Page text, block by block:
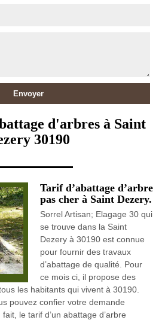
d'arbres à Saint
30190
Tarif d’abattage d’arbre
pas cher à Saint Dezery.
Sorrel Artisan; Elagage 30 qui
se trouve dans la Saint
Dezery à 30190 est connue
pour fournir des travaux
d’abattage de qualité. Pour
ce mois ci, il propose des
les habitants qui vivent à 30190.
pouvez confier votre demande
le tarif d’un abattage d’arbre